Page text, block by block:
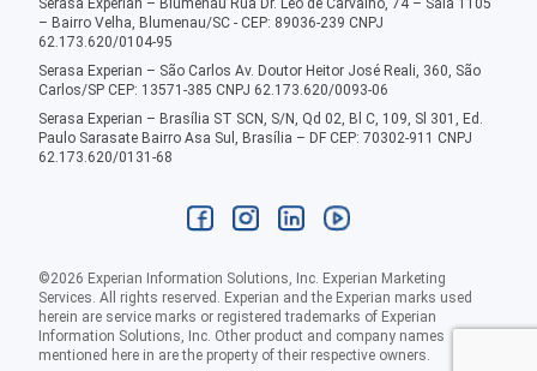
– Bairro Velha, Blumenau/SC - CEP: 89036-239 CNPJ
62.173.620/0104-95
Serasa Experian – São Carlos Av. Doutor Heitor José Reali, 360, São
Carlos/SP CEP: 13571-385 CNPJ 62.173.620/0093-06
Serasa Experian – Brasília ST SCN, S/N, Qd 02, Bl C, 109, Sl 301, Ed.
Paulo Sarasate Bairro Asa Sul, Brasília – DF CEP: 70302-911 CNPJ
62.173.620/0131-68
©2026 Experian Information Solutions, Inc. Experian Marketing
Services. All rights reserved. Experian and the Experian marks used
herein are service marks or registered trademarks of Experian
Information Solutions, Inc. Other product and company names
mentioned here in are the property of their respective owners.